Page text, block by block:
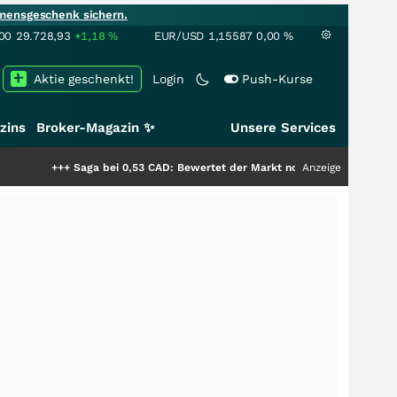
sichern.
29.728,93 +1,18% EUR/USD 1,15587 0,00 %
Login Push-Kurse
Aktie geschenkt!
Broker-Magazin ✨ Unsere Services
Saga bei 0,53 CAD: Bewertet der Markt noch immer nur die Hälfte der
Anzeige